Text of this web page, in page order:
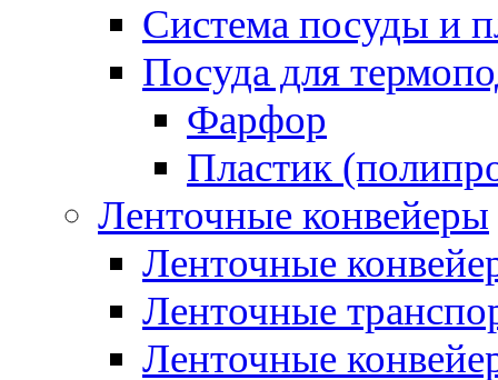
Система посуды и
Посуда для
Фарфор
Пластик
Ленточные конвейеры
Ленточные
Ленточные
Ленточные